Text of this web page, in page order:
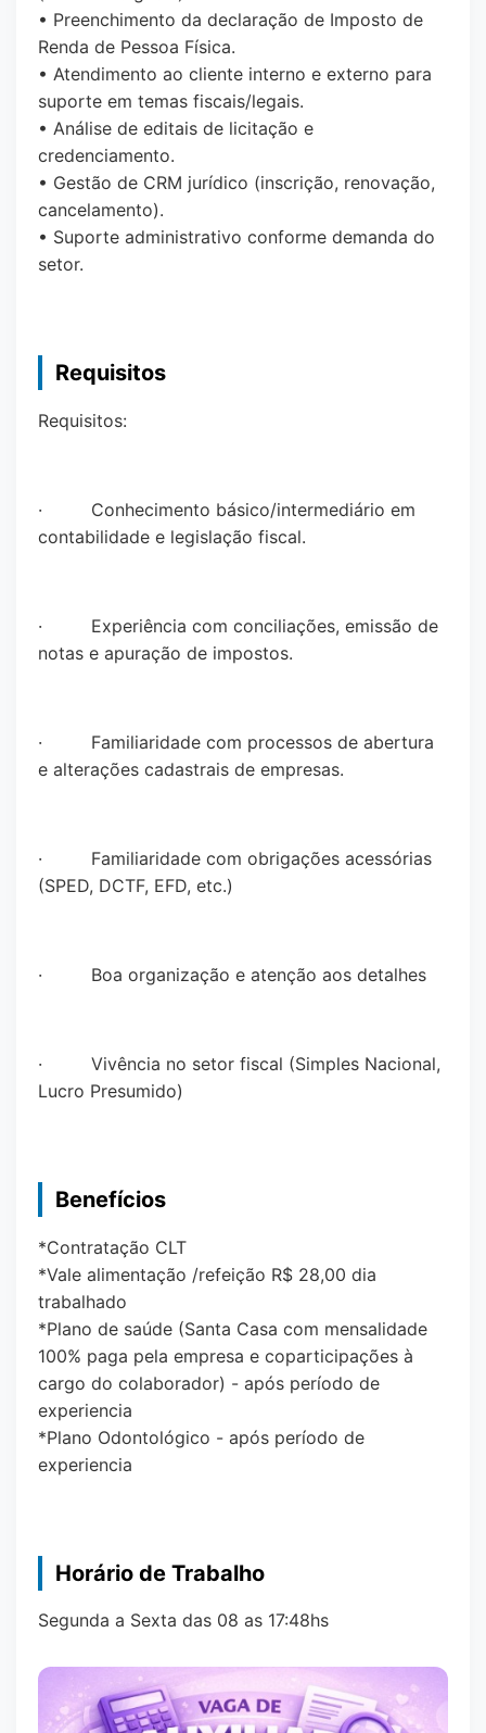
• Preenchimento da declaração de Imposto de
Renda de Pessoa Física.
• Atendimento ao cliente interno e externo para
suporte em temas fiscais/legais.
• Análise de editais de licitação e
credenciamento.
• Gestão de CRM jurídico (inscrição, renovação,
cancelamento).
• Suporte administrativo conforme demanda do
setor.
Requisitos
Requisitos:
· Conhecimento básico/intermediário em
contabilidade e legislação fiscal.
· Experiência com conciliações, emissão de
notas e apuração de impostos.
· Familiaridade com processos de abertura
e alterações cadastrais de empresas.
· Familiaridade com obrigações acessórias
(SPED, DCTF, EFD, etc.)
· Boa organização e atenção aos detalhes
· Vivência no setor fiscal (Simples Nacional,
Lucro Presumido)
Benefícios
*Contratação CLT
*Vale alimentação /refeição R$ 28,00 dia
trabalhado
*Plano de saúde (Santa Casa com mensalidade
100% paga pela empresa e coparticipações à
cargo do colaborador) - após período de
experiencia
*Plano Odontológico - após período de
experiencia
Horário de Trabalho
Segunda a Sexta das 08 as 17:48hs